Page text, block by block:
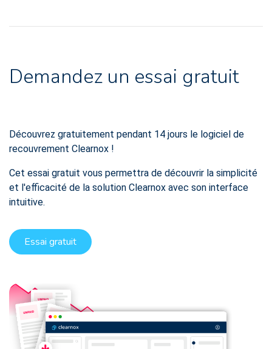
Demandez un essai gratuit
Découvrez gratuitement pendant 14 jours le logiciel de
recouvrement Clearnox !
Cet essai gratuit vous permettra de découvrir la simplicité
et l'efficacité de la solution Clearnox avec son interface
intuitive.
Essai gratuit